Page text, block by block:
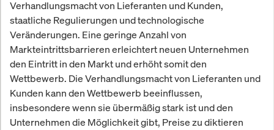
Verhandlungsmacht von Lieferanten und Kunden,
staatliche Regulierungen und technologische
Veränderungen. Eine geringe Anzahl von
Markteintrittsbarrieren erleichtert neuen Unternehmen
den Eintritt in den Markt und erhöht somit den
Wettbewerb. Die Verhandlungsmacht von Lieferanten und
Kunden kann den Wettbewerb beeinflussen,
insbesondere wenn sie übermäßig stark ist und den
Unternehmen die Möglichkeit gibt, Preise zu diktieren